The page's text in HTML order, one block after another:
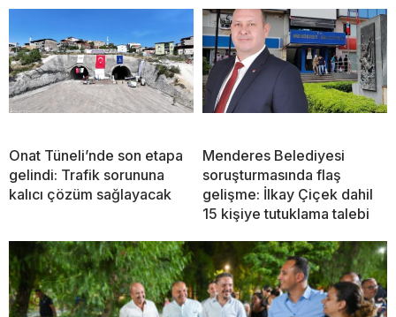
Onat Tüneli’nde son etapa
gelindi: Trafik sorununa
kalıcı çözüm sağlayacak
Menderes Belediyesi
soruşturmasında flaş
gelişme: İlkay Çiçek dahil
15 kişiye tutuklama talebi